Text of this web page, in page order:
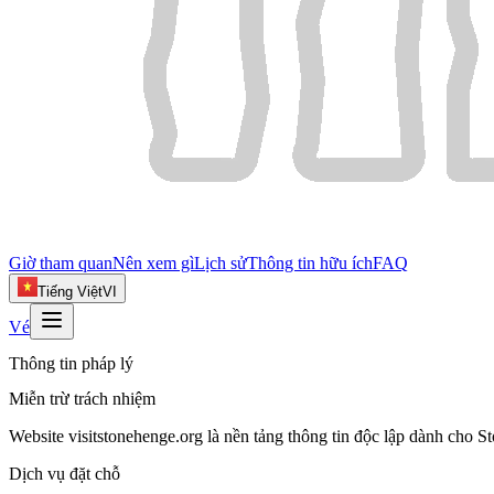
Giờ tham quanNên xem gìLịch sửThông tin hữu íchFAQ
Tiếng ViệtVI
Vé
Thông tin pháp lý
Miễn trừ trách nhiệm
Website visitstonehenge.org là nền tảng thông tin độc lập dành cho
Dịch vụ đặt chỗ